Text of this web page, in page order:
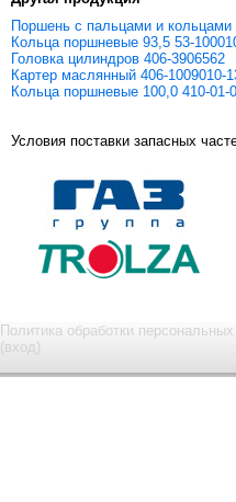
Поршень с пальцами и кольцами
Кольца поршневые 93,5 53-
Головка цилиндров 406-3906562
Картер маслянный 406-1009010-
Кольца поршневые 100,0 410-01-
Условия поставки запасных
Политика обработки
(вход)